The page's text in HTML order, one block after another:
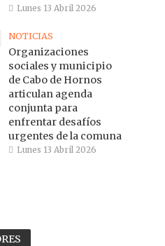
Lunes 13 Abril 2026
NOTICIAS
Organizaciones
sociales y municipio
de Cabo de Hornos
articulan agenda
conjunta para
enfrentar desafíos
urgentes de la comuna
Lunes 13 Abril 2026